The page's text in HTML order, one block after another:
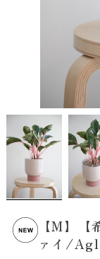
【M】【
ァイ/